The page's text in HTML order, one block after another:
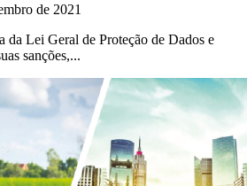
de 2021
da Lei Geral de Proteção de Dados e
sanções,...